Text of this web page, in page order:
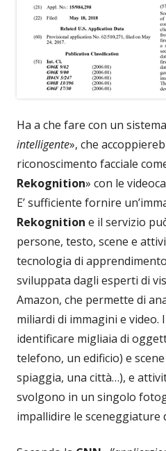
Ha a che fare con un
intelligente», che
riconoscimento facciale
Rekognition» con le
E’ sufficiente fornire
Rekognition e il servizio
persone, testo, scene e
tecnologia di
sviluppata dagli esperti di
Amazon, che permette di
miliardi di immagini e video.
identificare migliaia di
telefono, un edificio) e
spiaggia, una città…), e
svolgono in un singolo
impallidire le sceneggiature